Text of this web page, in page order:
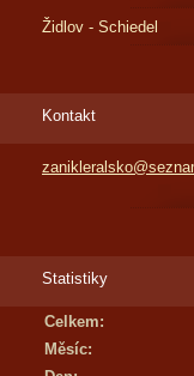
Židlov - Schiedel
Kontakt
Statistiky
Celkem:
Měsíc: